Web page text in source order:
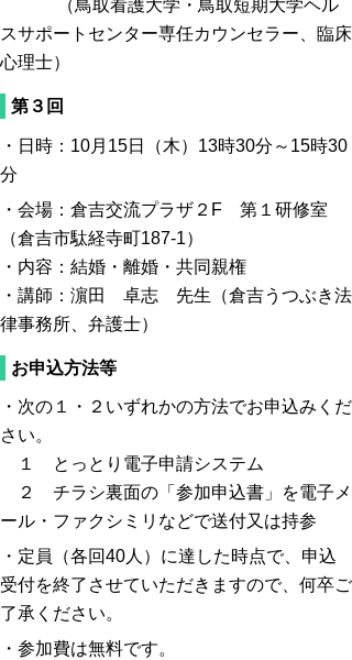
（鳥取看護大学・鳥取短期大学ヘル
スサポートセンター専任カウンセラー、臨床
心理士）
第３回
・日時：10月15日（木）13時30分～ 15時30
分
・会場：倉吉交流プラザ２F 第１研修室
（倉吉市駄経寺町187-1）
・内容：結婚・離婚・共同親権
・講師：濵田 卓志 先生 （倉吉うつぶき法
律事務所、弁護士）
お申込方法等
・次の１・２いずれかの方法でお申込みくだ
さい。
１ とっとり電子申請システム
２ チラシ裏面の「参加申込書」を電子メ
ール・ファクシミリなどで送付又は持参
・定員（各回40人）に達した時点で、申込
受付を終了させていただきますので、何卒ご
了承ください。
・参加費は無料です。